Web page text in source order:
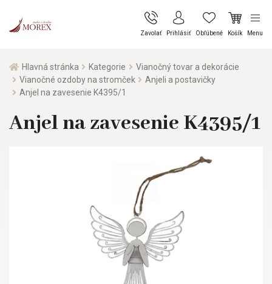
Zavolať Prihlásiť Obľúbené Košík Menu
Hlavná stránka Kategorie
Vianočný tovar a dekorácie
Vianočné ozdoby na stromček
Anjeli a postavičky
Anjel na zavesenie K4395/1
Anjel na zavesenie K4395/1